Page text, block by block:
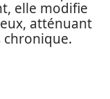
elle modifie
atténuant
chronique.